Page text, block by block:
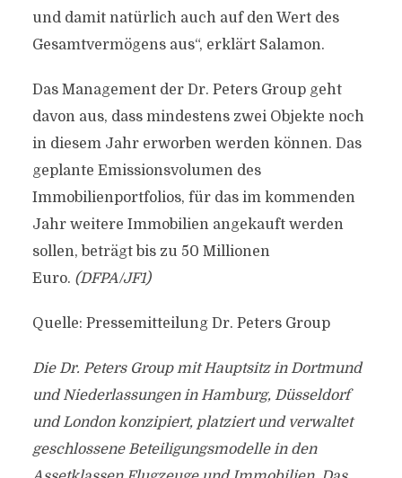
und damit natürlich auch auf den Wert des
Gesamtvermögens aus“, erklärt Salamon.
Das Management der Dr. Peters Group geht
davon aus, dass mindestens zwei Objekte noch
in diesem Jahr erworben werden können. Das
geplante Emissionsvolumen des
Immobilienportfolios, für das im kommenden
Jahr weitere Immobilien angekauft werden
sollen, beträgt bis zu 50 Millionen
Euro. (DFPA/JF1)
Quelle: Pressemitteilung Dr. Peters Group
Die Dr. Peters Group mit Hauptsitz in Dortmund
und Niederlassungen in Hamburg, Düsseldorf
und London konzipiert, platziert und verwaltet
geschlossene Beteiligungsmodelle in den